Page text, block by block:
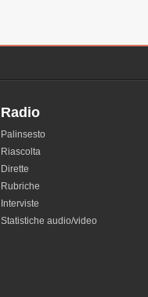
Radio
Palinsesto
Riascolta
Dirette
Rubriche
Interviste
Statistiche audio/video